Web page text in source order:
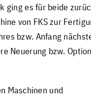
es für beide
von FKS zur
bzw. Anfang
Neuerung bzw.
Maschinen und